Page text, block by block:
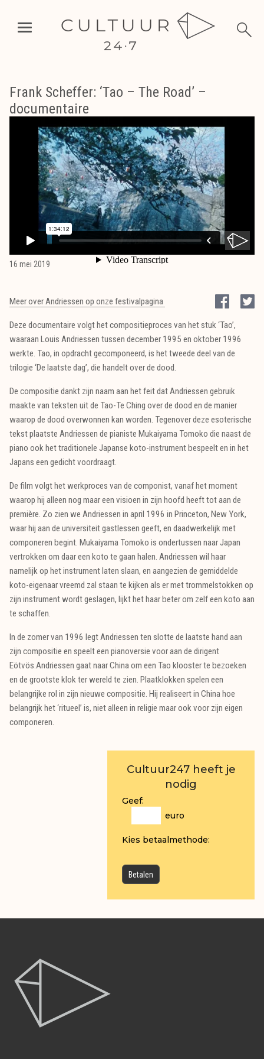
Frank Scheffer: ‘Tao – The Road’ –
documentaire
16 mei 2019
Meer over Andriessen op onze festivalpagina
Deze documentaire volgt het compositieproces van het stuk ‘Tao’,
waaraan Louis Andriessen tussen december 1995 en oktober 1996
werkte. Tao, in opdracht gecomponeerd, is het tweede deel van de
trilogie ‘De laatste dag’, die handelt over de dood.
De compositie dankt zijn naam aan het feit dat Andriessen gebruik
maakte van teksten uit de Tao-Te Ching over de dood en de manier
waarop de dood overwonnen kan worden. Tegenover deze esoterische
tekst plaatste Andriessen de pianiste Mukaiyama Tomoko die naast de
piano ook het traditionele Japanse koto-instrument bespeelt en in het
Japans een gedicht voordraagt.
De film volgt het werkproces van de componist, vanaf het moment
waarop hij alleen nog maar een visioen in zijn hoofd heeft tot aan de
première. Zo zien we Andriessen in april 1996 in Princeton, New York,
waar hij aan de universiteit gastlessen geeft, en daadwerkelijk met
componeren begint. Mukaiyama Tomoko is ondertussen naar Japan
vertrokken om daar een koto te gaan halen. Andriessen wil haar
namelijk op het instrument laten slaan, en aangezien de gemiddelde
koto-eigenaar vreemd zal staan te kijken als er met trommelstokken op
zijn instrument wordt geslagen, lijkt het haar beter om zelf een koto aan
te schaffen.
In de zomer van 1996 legt Andriessen ten slotte de laatste hand aan
zijn compositie en speelt een pianoversie voor aan de dirigent
Eötvös.Andriessen gaat naar China om een Tao klooster te bezoeken
en de grootste klok ter wereld te zien. Plaatklokken spelen een
belangrijke rol in zijn nieuwe compositie. Hij realiseert in China hoe
belangrijk het ‘ritueel’ is, niet alleen in religie maar ook voor zijn eigen
componeren.
Cultuur247 heeft je
nodig
Geef:
euro
Kies betaalmethode: